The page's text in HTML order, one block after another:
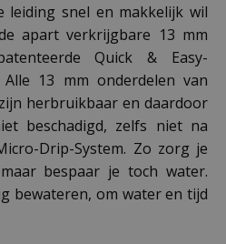
leiding snel en makkelijk wil
apart verkrijgbare 13 mm
Quick & Easy-
Alle 13 mm onderdelen van
herbruikbaar en daardoor
beschadigd, zelfs niet na
Drip-System. Zo zorg je
bespaar je toch water.
bewateren, om water en tijd